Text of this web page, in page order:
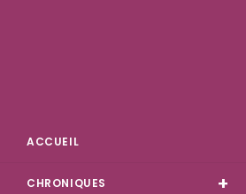
ACCUEIL
CHRONIQUES